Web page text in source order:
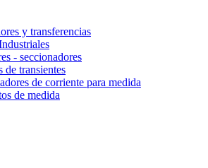
y transferencias
- seccionadores
de transientes
de corriente para medida
de medida